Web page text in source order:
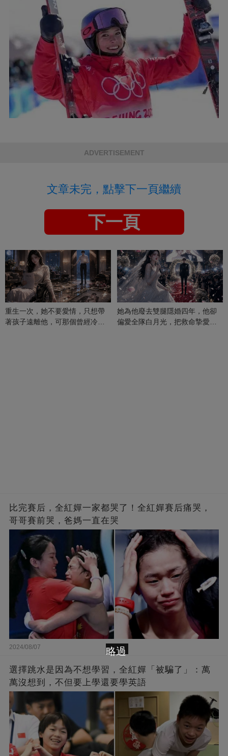
ADVERTISEMENT
文章未完，點擊下一頁繼續
下一頁
重生一次，她不要愛情，只想帶
著孩子遠離他，可那個曾經冷漠
她為他廢去雙腿隱婚四年，他卻
偏愛全隊白月光，把救命摯愛當
比完賽后，全紅嬋一家都哭了！全紅嬋賽后痛哭，
哥哥賽前哭，爸媽一直在哭
2024/08/07
選擇跳水是因為不想學習，全紅嬋「被騙了」：萬
萬沒想到，不但要上學還要學英語
略過